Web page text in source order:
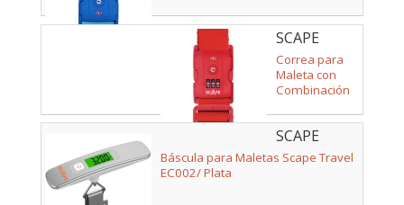
SCAPE
TRAVEL -
E0121
Correa para
Maleta con
Combinación
E0121/ Roja
SCAPE
TRAVEL -
Báscula para Maletas Scape Travel
EC002/ Plata